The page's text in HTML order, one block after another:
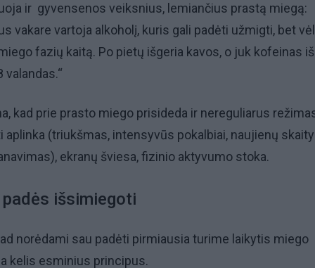
ir gyvensenos veiksnius, lemiančius prastą miegą:
vakare vartoja alkoholį, kuris gali padėti užmigti, bet
fazių kaitą. Po pietų išgeria kavos, o juk kofeinas
kad prie prasto miego prisideda ir nereguliarus
aplinka (triukšmas, intensyvūs pokalbiai, naujienų
ekranų šviesa, fizinio aktyvumo stoka.
išsimiegoti
norėdami sau padėti pirmiausia turime laikytis miego
kelis esminius principus.